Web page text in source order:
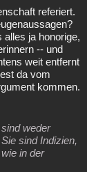
referiert.
ja honorige,
-- und
weit entfernt
da vom
kommen.
weder
sind Indizien,
in der